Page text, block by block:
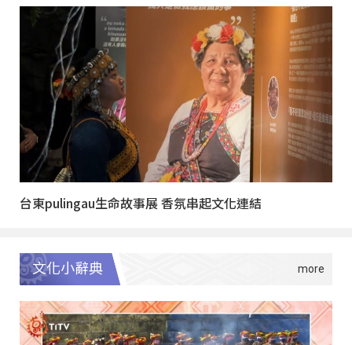
台東pulingau生命故事展 香氛串起文化連結
文化小辭典